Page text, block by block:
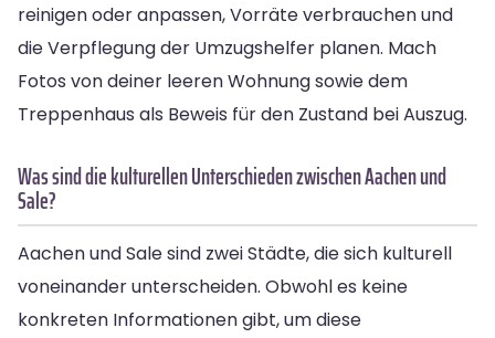
reinigen oder anpassen, Vorräte verbrauchen und
die Verpflegung der Umzugshelfer planen. Mach
Fotos von deiner leeren Wohnung sowie dem
Treppenhaus als Beweis für den Zustand bei Auszug.
Was sind die kulturellen Unterschieden zwischen Aachen und
Sale?
Aachen und Sale sind zwei Städte, die sich kulturell
voneinander unterscheiden. Obwohl es keine
konkreten Informationen gibt, um diese